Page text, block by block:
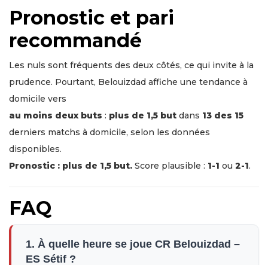
Pronostic et pari
recommandé
Les nuls sont fréquents des deux côtés, ce qui invite à la
prudence. Pourtant, Belouizdad affiche une tendance à
domicile vers
au moins deux buts : plus de 1,5 but dans 13 des 15
derniers matchs à domicile, selon les données
disponibles.
Pronostic : plus de 1,5 but. Score plausible : 1-1 ou 2-1.
FAQ
1. À quelle heure se joue CR Belouizdad –
ES Sétif ?